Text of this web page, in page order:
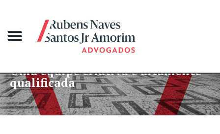
Mais
criativa e altamente